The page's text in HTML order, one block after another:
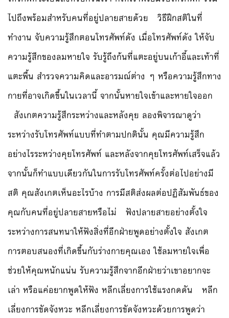
ไปถึงพร้อมสำหรับคนที่อยู่ปลายสายด้วย วิธีฝึกสติในที่
ทำงาน จับความรู้สึกตอนโทรศัพท์ดัง เมื่อโทรศัพท์ดัง ให้จับ
ความรู้สึกของลมหายใจ รับรู้ถึงก้นที่แตะอยู่บนเก้าอี้และเท้าที่
แตะพื้น สำรวจความคิดและอารมณ์ต่าง ๆ หรือความรู้สึกทาง
กายที่อาจเกิดขึ้นในเวลานี้ จากนั้นหายใจเข้าและหายใจออก
สังเกตความรู้สึกระหว่างและหลังคุย ลองพิจารณาดูว่า
ระหว่างรับโทรศัพท์แบบที่ทำตามปกตินั้น คุณมีความรู้สึก
อย่างไรระหว่างคุยโทรศัพท์ และหลังจากคุยโทรศัพท์เสร็จแล้ว
จากนั้นก็ทำแบบเดียวกันในการรับโทรศัพท์ครั้งต่อไปอย่างมี
สติ คุณสังเกตเห็นอะไรบ้าง การมีสติส่งผลต่อปฏิสัมพันธ์ของ
คุณกับคนที่อยู่ปลายสายหรือไม่ ฟังปลายสายอย่างตั้งใจ
ระหว่างการสนทนาให้ฟังสิ่งที่อีกฝ่ายพูดอย่างตั้งใจ สังเกต
การตอบสนองที่เกิดขึ้นกับร่างกายคุณเอง ใช้ลมหายใจเพื่อ
ช่วยให้คุณหนักแน่น รับความรู้สึกจากอีกฝ่ายว่าเขาอยากจะ
เล่า หรือแค่อยากพูดให้ฟัง หลีกเลี่ยงการใช้แรงกดดัน หลีก
เลี่ยงการขัดจังหวะ หลีกเลี่ยงการขัดจังหวะด้วยการพูดว่า